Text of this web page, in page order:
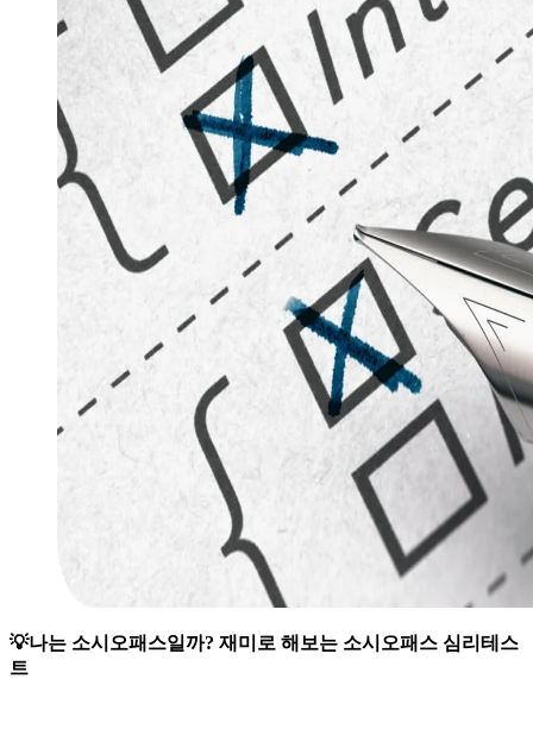
💡나는 소시오패스일까? 재미로 해보는 소시오패스 심리테스
트